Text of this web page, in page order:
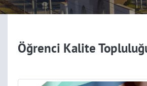
Öğrenci Kalite